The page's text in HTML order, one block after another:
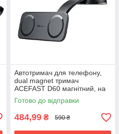
Автотримач для телефону,
dual magnet тримач
ACEFAST D60 магнітний, на
торпедо, чорний
Готово до відправки
484,99 ₴ 590 ₴